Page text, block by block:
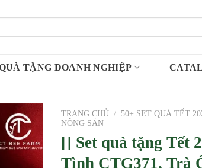
TẶNG DOANH NGHIỆP
TRANG CHỦ / 50+ SET QUÀ TẾT
NÔNG SẢN
[] Set quà tặng Tết
Tình CTG371, Trà